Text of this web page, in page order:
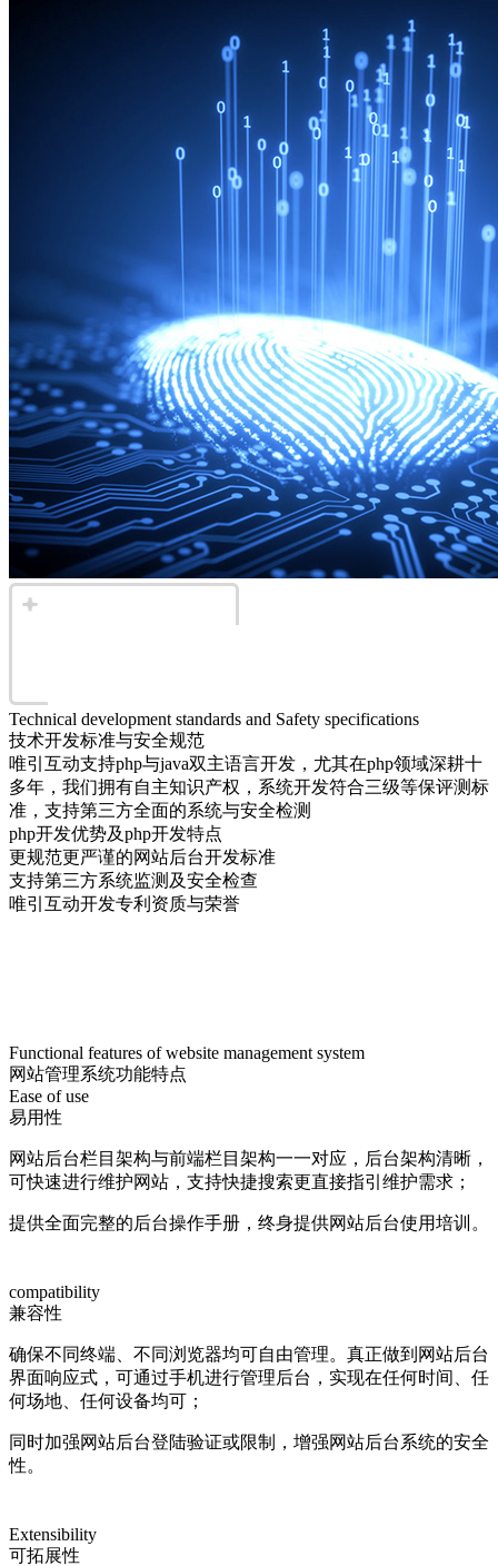
Technical development standards and Safety specifications
技术开发标准与安全规范
唯引互动支持php与java双主语言开发，尤其在php领域深耕十
多年，我们拥有自主知识产权，系统开发符合三级等保评测标
准，支持第三方全面的系统与安全检测
php开发优势及php开发特点
更规范更严谨的网站后台开发标准
支持第三方系统监测及安全检查
唯引互动开发专利资质与荣誉
Functional features of website management system
网站管理系统功能特点
Ease of use
易用性
网站后台栏目架构与前端栏目架构一一对应，后台架构清晰，
可快速进行维护网站，支持快捷搜索更直接指引维护需求；
提供全面完整的后台操作手册，终身提供网站后台使用培训。
compatibility
兼容性
确保不同终端、不同浏览器均可自由管理。真正做到网站后台
界面响应式，可通过手机进行管理后台，实现在任何时间、任
何场地、任何设备均可；
同时加强网站后台登陆验证或限制，增强网站后台系统的安全
性。
Extensibility
可拓展性